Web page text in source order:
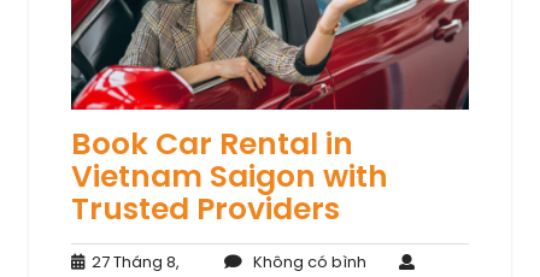
Book Car Rental in
Vietnam Saigon with
Trusted Providers
27 Tháng 8,
Không có bình